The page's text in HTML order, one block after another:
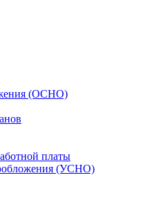
(ОСНО)
платы
(УСНО)